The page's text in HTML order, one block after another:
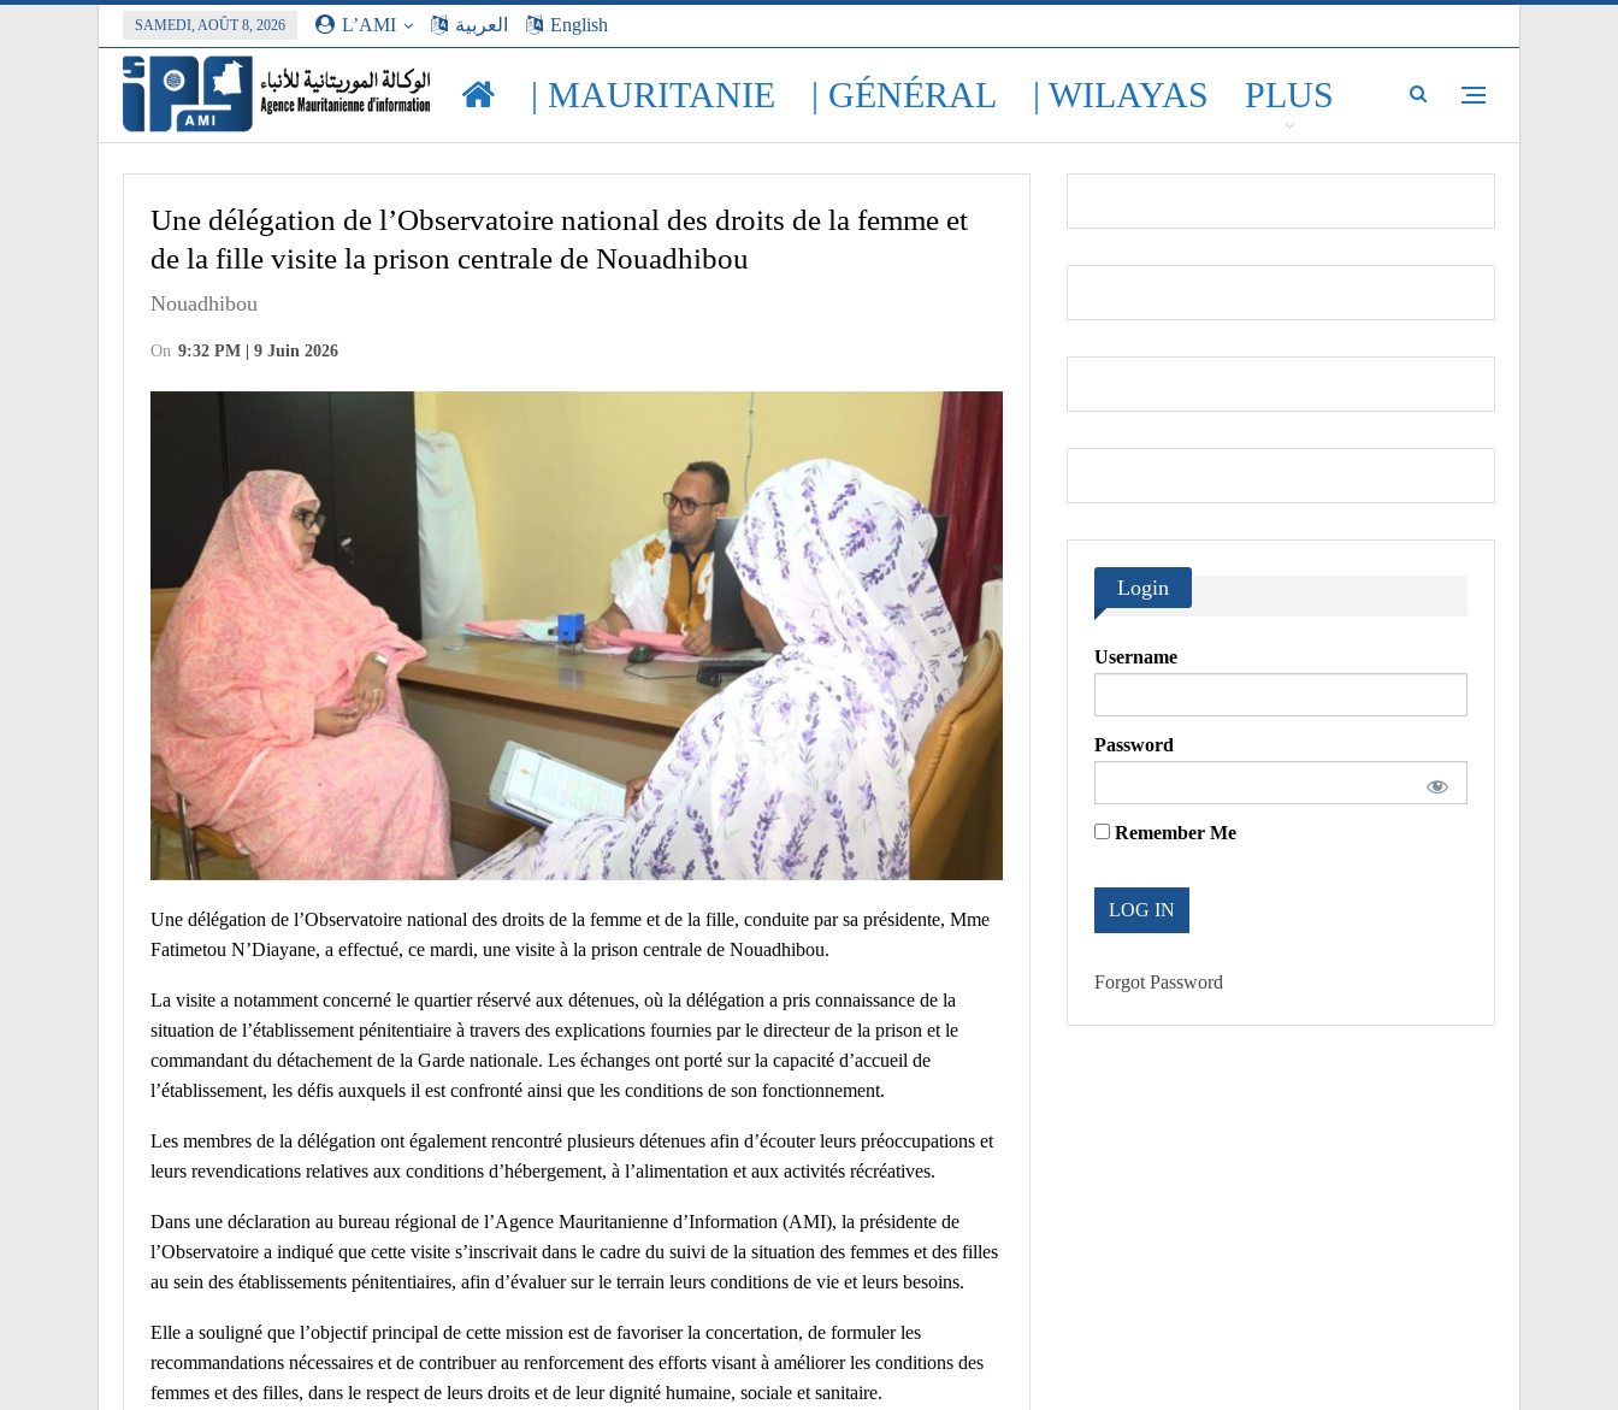
SAMEDI, AOÛT 8, 2026 L’AMI العربية English
| MAURITANIE | GÉNÉRAL | WILAYAS PLUS
Une délégation de l’Observatoire national des droits de la femme et
de la fille visite la prison centrale de Nouadhibou
Nouadhibou
On 9:32 PM | 9 Juin 2026
Une délégation de l’Observatoire national des droits de la femme et de la fille, conduite par sa présidente, Mme
Fatimetou N’Diayane, a effectué, ce mardi, une visite à la prison centrale de Nouadhibou.
La visite a notamment concerné le quartier réservé aux détenues, où la délégation a pris connaissance de la
situation de l’établissement pénitentiaire à travers des explications fournies par le directeur de la prison et le
commandant du détachement de la Garde nationale. Les échanges ont porté sur la capacité d’accueil de
l’établissement, les défis auxquels il est confronté ainsi que les conditions de son fonctionnement.
Les membres de la délégation ont également rencontré plusieurs détenues afin d’écouter leurs préoccupations et
leurs revendications relatives aux conditions d’hébergement, à l’alimentation et aux activités récréatives.
Dans une déclaration au bureau régional de l’Agence Mauritanienne d’Information (AMI), la présidente de
l’Observatoire a indiqué que cette visite s’inscrivait dans le cadre du suivi de la situation des femmes et des filles
au sein des établissements pénitentiaires, afin d’évaluer sur le terrain leurs conditions de vie et leurs besoins.
Elle a souligné que l’objectif principal de cette mission est de favoriser la concertation, de formuler les
recommandations nécessaires et de contribuer au renforcement des efforts visant à améliorer les conditions des
femmes et des filles, dans le respect de leurs droits et de leur dignité humaine, sociale et sanitaire.
Login
Username
Password
Remember Me
Forgot Password